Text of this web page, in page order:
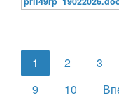
1 2 3
9
10